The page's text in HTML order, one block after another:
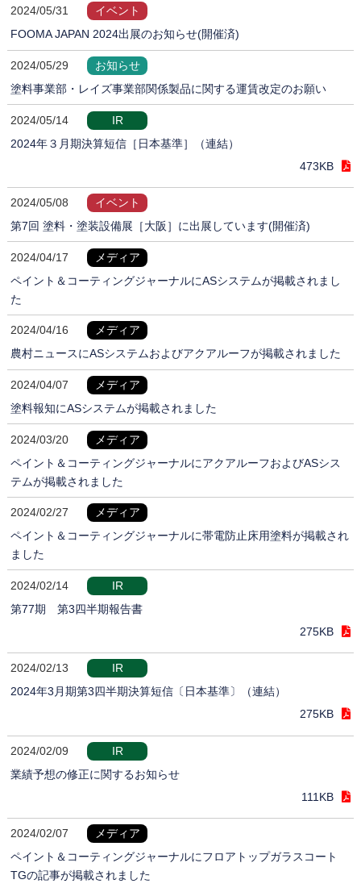
2024/05/31
イベント
FOOMA JAPAN 2024出展のお知らせ(開催済)
2024/05/29
お知らせ
塗料事業部・レイズ事業部関係製品に関する運賃改定のお願い
2024/05/14
IR
2024年３月期決算短信［日本基準］（連結）
473KB
2024/05/08
イベント
第7回 塗料・塗装設備展［大阪］に出展しています(開催済)
2024/04/17
メディア
ペイント＆コーティングジャーナルにASシステムが掲載されまし
た
2024/04/16
メディア
農村ニュースにASシステムおよびアクアルーフが掲載されました
2024/04/07
メディア
塗料報知にASシステムが掲載されました
2024/03/20
メディア
ペイント＆コーティングジャーナルにアクアルーフおよびASシス
テムが掲載されました
2024/02/27
メディア
ペイント＆コーティングジャーナルに帯電防止床用塗料が掲載され
ました
2024/02/14
IR
第77期 第3四半期報告書
275KB
2024/02/13
IR
2024年3月期第3四半期決算短信〔日本基準〕（連結）
275KB
2024/02/09
IR
業績予想の修正に関するお知らせ
111KB
2024/02/07
メディア
ペイント＆コーティングジャーナルにフロアトップガラスコート
TGの記事が掲載されました